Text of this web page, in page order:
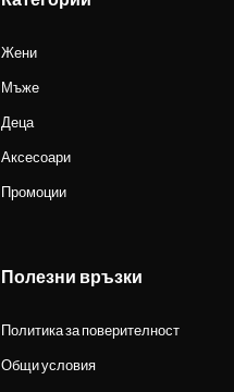
Жени
Мъже
Деца
Аксесоари
Промоции
Полезни връзки
Политика за поверителност
Общи условия